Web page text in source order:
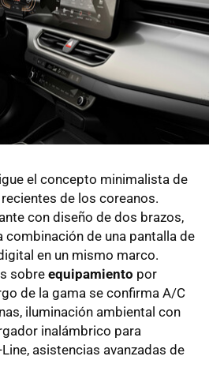
el concepto minimalista de
de los coreanos.
con diseño de dos brazos,
combinación de una pantalla de
en un mismo marco.
sobre equipamiento por
de la gama se confirma A/C
iluminación ambiental con
inalámbrico para
asistencias avanzadas de